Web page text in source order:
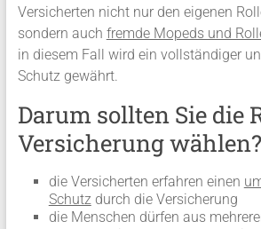
Versicherten nicht nur den eigenen
sondern auch fremde Mopeds und
in diesem Fall wird ein vollständiger
Schutz gewährt.
Darum sollten Sie die
Versicherung wählen?
die Versicherten erfahren einen
Schutzdurch die Versicherung
die Menschen dürfen aus